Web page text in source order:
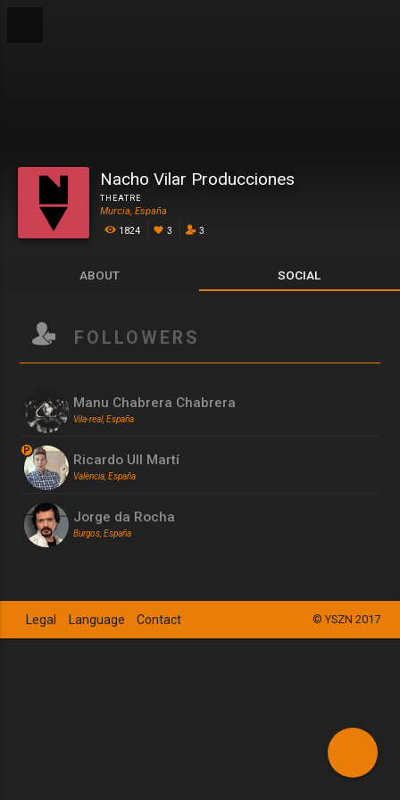
Nacho Vilar Producciones
THEATRE
Murcia, España
1824
3 3
ABOUT SOCIAL
FOLLOWERS
Manu Chabrera Chabrera
Vila-real, España
P
Ricardo Ull Martí
València, España
Jorge da Rocha
Burgos, España
© YSZN 2017
Legal Language Contact